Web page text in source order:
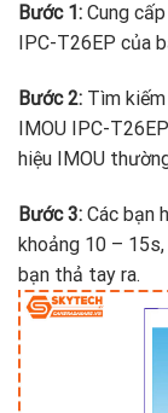
Bước 1: Cung
IPC-T26EP của
Bước 2: Tìm
IMOU IPC-
hiệu IMOU
Bước 3: Các bạn
khoảng 10 –
bạn thả tay ra.